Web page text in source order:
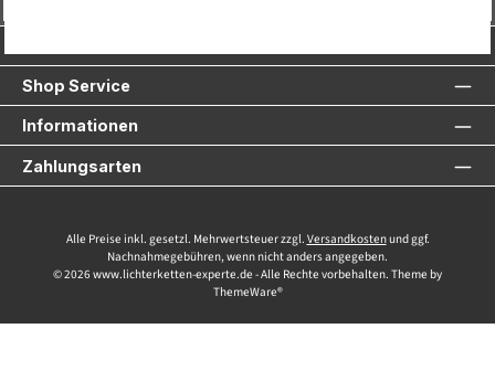
Shop Service
Informationen
Zahlungsarten
Alle Preise inkl. gesetzl. Mehrwertsteuer zzgl. Versandkostenund ggf.
Nachnahmegebühren, wenn nicht anders angegeben.
© 2026 www.lichterketten-experte.de - Alle Rechte vorbehalten. Theme by
ThemeWare®